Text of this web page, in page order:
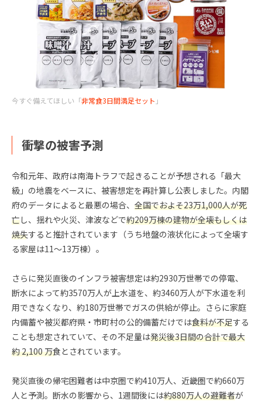
今すぐ備えてほしい「非常食3日間満足セット 」
衝撃の被害予測
令和元年、政府は南海トラフで起きることが予想される「最大
級」の地震をベースに、被害想定を再計算し公表しました。内閣
府のデータによると最悪の場合、 全国でおよそ23万1,000人が死
亡し、揺れや火災、津波などで約209万棟の建物が全壊もしくは
焼失すると推計されています（うち地盤の液状化によって全壊す
る家屋は11〜13万棟）。
さらに発災直後のインフラ被害想定は約2930万世帯での停電、
断水によって約3570万人が上水道を、約3460万人が下水道を利
用できなくなり、約180万世帯でガスの供給が停止。さらに家庭
内備蓄や被災都府県・市町村の公的備蓄だけでは食料が不足する
ことも想定されていて、その不足量は発災後3日間の合計で最大
約 2,100 万食 とされています。
発災直後の帰宅困難者は中京圏で約410万人、近畿圏で約660万
人と予測。断水の影響から、1週間後には約880万人の避難者が